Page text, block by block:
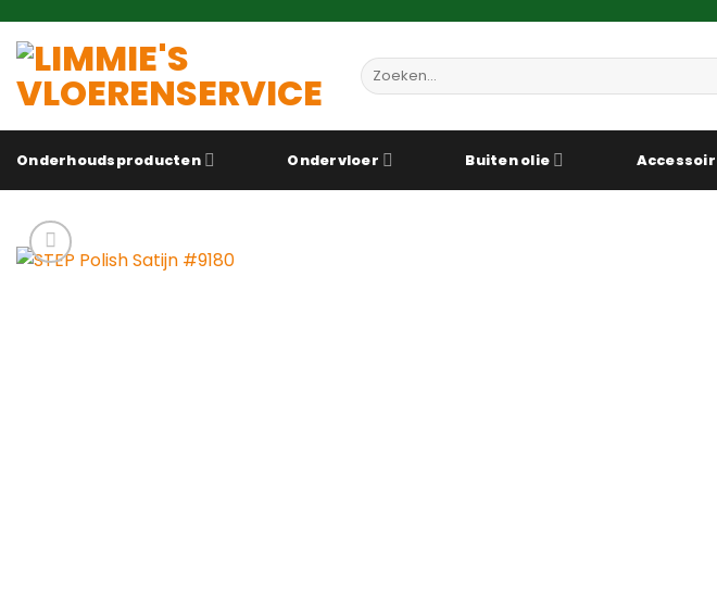
naar
inhoud
Zoeken
naar:
Onderhoudsproducten Ondervloer Buiten olie